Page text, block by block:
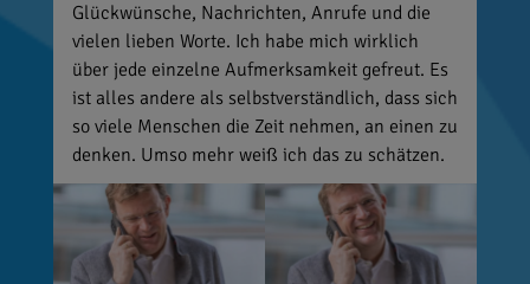
Glückwünsche, Nachrichten, Anrufe und die
vielen lieben Worte. Ich habe mich wirklich
über jede einzelne Aufmerksamkeit gefreut. Es
ist alles andere als selbstverständlich, dass sich
so viele Menschen die Zeit nehmen, an einen zu
denken. Umso mehr weiß ich das zu schätzen.